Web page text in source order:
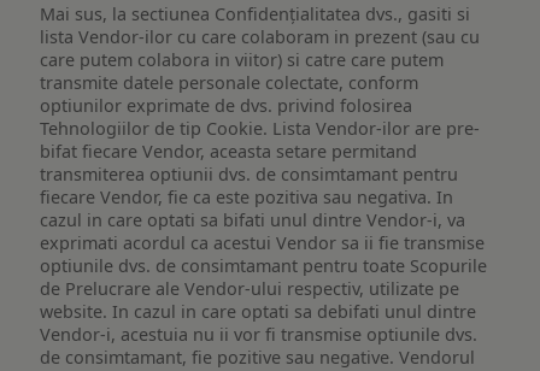
Mai sus, la sectiunea Confidențialitatea dvs., gasiti si
lista Vendor-ilor cu care colaboram in prezent (sau cu
care putem colabora in viitor) si catre care putem
transmite datele personale colectate, conform
optiunilor exprimate de dvs. privind folosirea
Tehnologiilor de tip Cookie. Lista Vendor-ilor are pre-
bifat fiecare Vendor, aceasta setare permitand
transmiterea optiunii dvs. de consimtamant pentru
fiecare Vendor, fie ca este pozitiva sau negativa. In
cazul in care optati sa bifati unul dintre Vendor-i, va
exprimati acordul ca acestui Vendor sa ii fie transmise
optiunile dvs. de consimtamant pentru toate Scopurile
de Prelucrare ale Vendor-ului respectiv, utilizate pe
website. In cazul in care optati sa debifati unul dintre
Vendor-i, acestuia nu ii vor fi transmise optiunile dvs.
de consimtamant, fie pozitive sau negative. Vendorul